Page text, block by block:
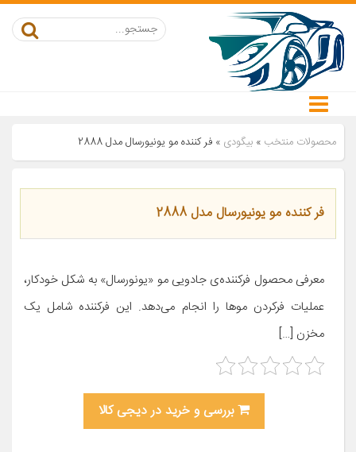
محصولات منتخب » بیگودی » فر کننده مو یونیورسال مدل 2888
فر کننده مو یونیورسال مدل 2888
معرفی محصول فرکننده‌ی جادویی مو «یونورسال» به شکل خودکار،
عملیات فرکردن موها را انجام می‌دهد. این فرکننده شامل یک
مخزن […]
بررسی و خرید در دیجی کالا